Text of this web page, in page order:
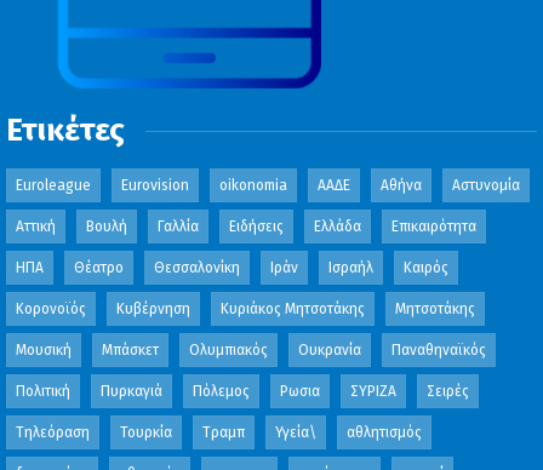
Ετικέτες
Euroleague Eurovision oikonomia ΑΑΔΕ Αθήνα Αστυνομία
Αττική Βουλή Γαλλία Ειδήσεις Ελλάδα Επικαιρότητα
ΗΠΑ Θέατρο Θεσσαλονίκη Ιράν Ισραήλ Καιρός
Κορονοϊός Κυβέρνηση Κυριάκος Μητσοτάκης Μητσοτάκης
Μουσική Μπάσκετ Ολυμπιακός Ουκρανία Παναθηναϊκός
Πολιτική Πυρκαγιά Πόλεμος Ρωσια ΣΥΡΙΖΑ Σειρές
Τηλεόραση Τουρκία Τραμπ Υγεία\ αθλητισμός